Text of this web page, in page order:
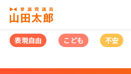
表現自由 こども 不安